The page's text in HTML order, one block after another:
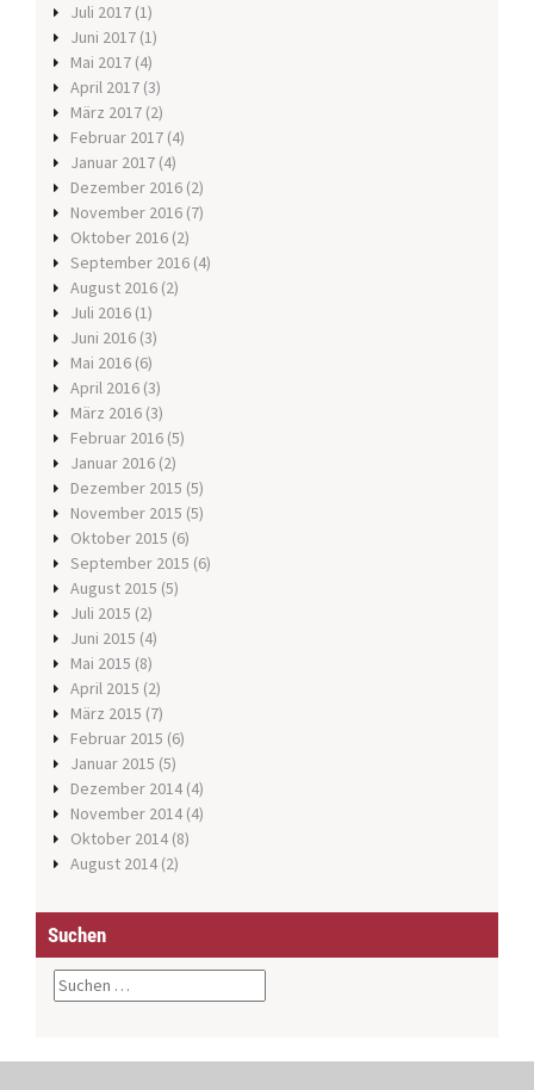
Juli 2017 (1)
Juni 2017 (1)
Mai 2017 (4)
April 2017 (3)
März 2017 (2)
Februar 2017 (4)
Januar 2017 (4)
Dezember 2016 (2)
November 2016 (7)
Oktober 2016 (2)
September 2016 (4)
August 2016 (2)
Juli 2016 (1)
Juni 2016 (3)
Mai 2016 (6)
April 2016 (3)
März 2016 (3)
Februar 2016 (5)
Januar 2016 (2)
Dezember 2015 (5)
November 2015 (5)
Oktober 2015 (6)
September 2015 (6)
August 2015 (5)
Juli 2015 (2)
Juni 2015 (4)
Mai 2015 (8)
April 2015 (2)
März 2015 (7)
Februar 2015 (6)
Januar 2015 (5)
Dezember 2014 (4)
November 2014 (4)
Oktober 2014 (8)
August 2014 (2)
Suchen
S
u